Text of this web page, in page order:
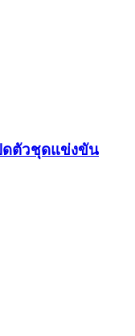
ดตัวชุดแข่งขัน